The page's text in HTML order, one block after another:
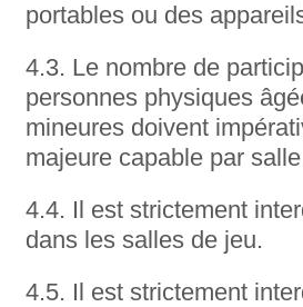
portables ou des
4.3. Le nombre de
personnes physiques
mineures doivent
majeure capable par
4.4. Il est strictement
dans les salles de jeu.
4.5. Il est strictement